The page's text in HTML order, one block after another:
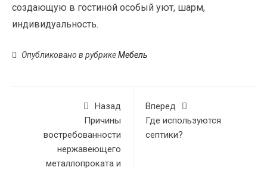
создающую в гостиной особый уют, шарм,
индивидуальность.
Опубликовано в рубрикеМебель
Назад
Причины
востребованности
нержавеющего
металлопроката и
Вперед
Где используются
септики?